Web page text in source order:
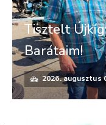
Tisztelt
Barátaim!
2026. augusztus